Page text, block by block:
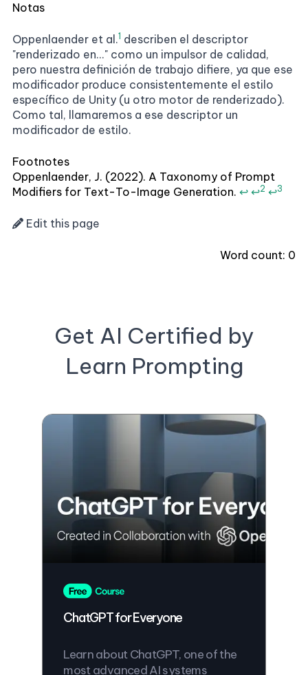
Notas
Oppenlaender et al.1 describen el descriptor
"renderizado en..." como un impulsor de calidad,
pero nuestra definición de trabajo difiere, ya que ese
modificador produce consistentemente el estilo
específico de Unity (u otro motor de renderizado).
Como tal, llamaremos a ese descriptor un
modificador de estilo.
Footnotes
Oppenlaender, J. (2022). A Taxonomy of Prompt
Modifiers for Text-To-Image Generation. ↩ ↩2 ↩3
Edit this page
Word count: 0
Get AI Certified by
Learn Prompting
ChatGPT for Everyone
Learn about ChatGPT, one of the
most advanced AI systems